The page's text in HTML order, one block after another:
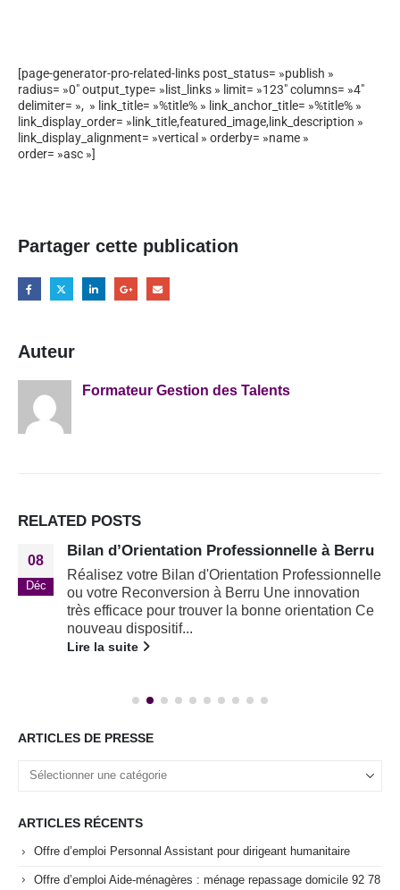
[page-generator-pro-related-links post_status= »publish »
radius= »0″ output_type= »list_links » limit= »123″ columns= »4″
delimiter= », » link_title= »%title% » link_anchor_title= »%title% »
link_display_order= »link_title,featured_image,link_description »
link_display_alignment= »vertical » orderby= »name »
order= »asc »]
Partager cette publication
Auteur
Formateur Gestion des Talents
RELATED POSTS
08
Déc
Bilan d’Orientation Professionnelle à Berru
Réalisez votre Bilan d'Orientation Professionnelle
ou votre Reconversion à Berru Une innovation
très efficace pour trouver la bonne orientation Ce
nouveau dispositif...
Lire la suite
ARTICLES DE PRESSE
ARTICLES RÉCENTS
Offre d’emploi Personnal Assistant pour dirigeant humanitaire
Offre d’emploi Aide-ménagères : ménage repassage domicile 92 78